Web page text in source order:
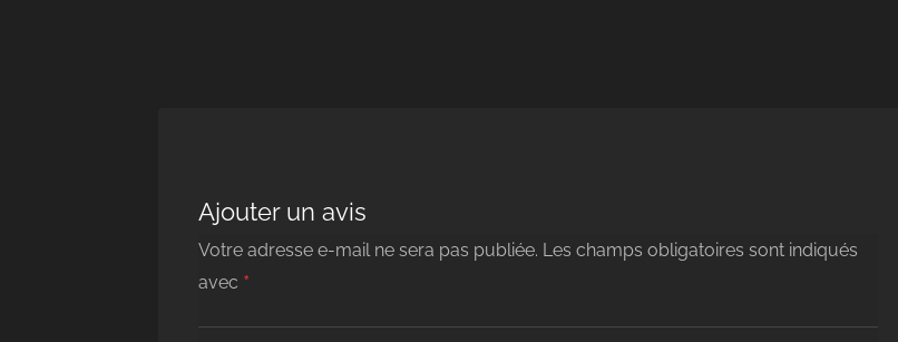
Ajouter un avis
Votre adresse e-mail ne sera pas publiée. Les champs obligatoires sont indiqués
avec *